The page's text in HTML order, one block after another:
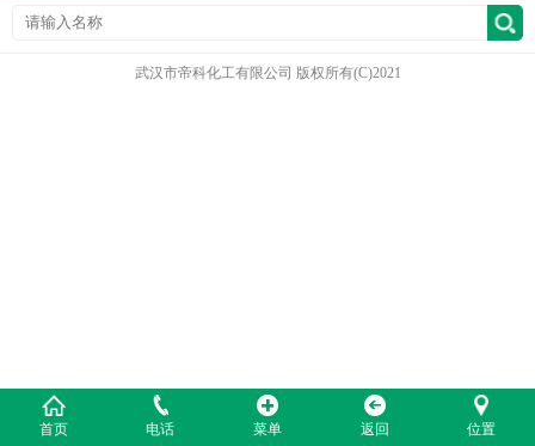
武汉市帝科化工有限公司 版权所有(C)2021
首页 电话 菜单 返回 位置